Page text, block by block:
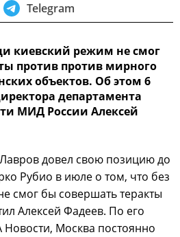
Telegram
киевский режим не смог
против против мирного
объектов. Об этом 6
департамента
МИД России Алексей
довел свою позицию до
Рубио в июле о том, что без
смог бы совершать теракты
Алексей Фадеев. По его
Москва постоянно